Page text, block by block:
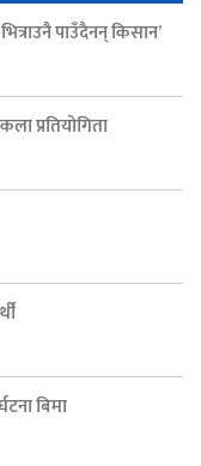
पाउँदैनन् किसान’
प्रतियोगिता
बिमा